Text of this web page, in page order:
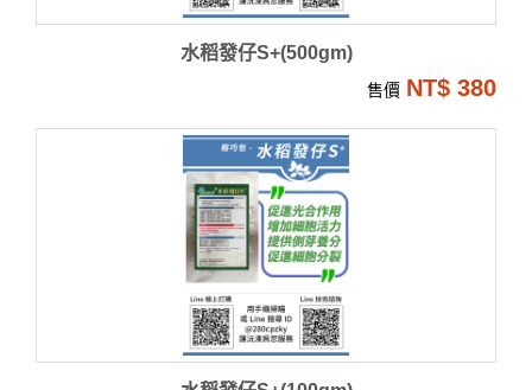
水稻發仔S+(500gm)
售價 NT$ 380